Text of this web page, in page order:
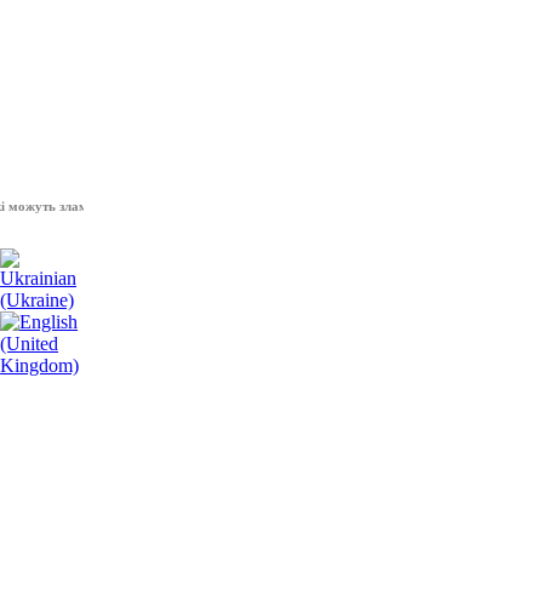
зламати волю народу, - Президент України Володимир Зеленський